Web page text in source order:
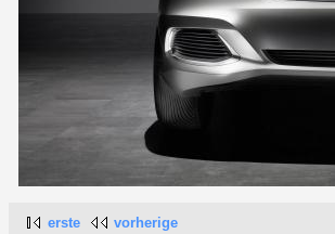
erste vorherige